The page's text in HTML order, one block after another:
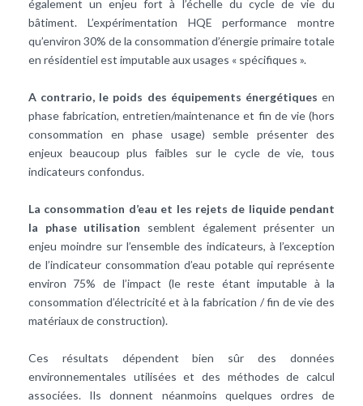
également un enjeu fort à l’échelle du cycle de vie du
bâtiment. L’expérimentation HQE performance montre
qu’environ 30% de la consommation d’énergie primaire totale
en résidentiel est imputable aux usages « spécifiques ».
A contrario, le poids des équipements énergétiques en
phase fabrication, entretien/maintenance et fin de vie (hors
consommation en phase usage) semble présenter des
enjeux beaucoup plus faibles sur le cycle de vie, tous
indicateurs confondus.
La consommation d’eau et les rejets de liquide pendant
la phase utilisation semblent également présenter un
enjeu moindre sur l’ensemble des indicateurs, à l’exception
de l’indicateur consommation d’eau potable qui représente
environ 75% de l’impact (le reste étant imputable à la
consommation d’électricité et à la fabrication / fin de vie des
matériaux de construction).
Ces résultats dépendent bien sûr des données
environnementales utilisées et des méthodes de calcul
associées. Ils donnent néanmoins quelques ordres de